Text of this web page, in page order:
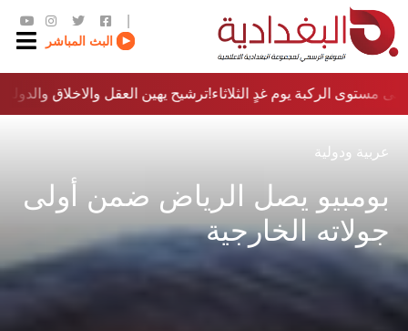
البث المباشر
ترشيح يهين العقل والاخلاق والدولة…؟!مستوى الركبة يوم غدٍ الثلاثاء
عربية ودولية
بومبيو يصل الرياض ضمن أولى
جولاته الخارجية